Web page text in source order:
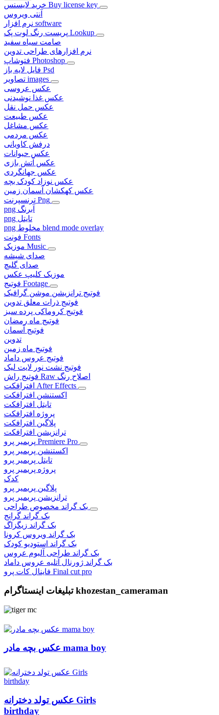
خرید لایسنس Buy license key
آنتی ویروس
نرم افزار software
پریست رنگ لوت پک Lookup
صامت سیاه سفید
نرم افزارهای طراحی تدوین
فتوشاپ Photoshop
فایل لایه باز Psd
تصاویر images
عکس عروسی
عکس غذا نوشیدنی
عکس حمل نقل
عکس طبیعت
عکس مشاغل
عکس مردمی
درفش کاویانی
عکس حیوانات
عکس آتش بازی
عکس جهانگردی
عکس نوزاد کودک بچه
عکس کهکشان آسمان زمین
ترنسپرنت Png
png آبرنگ
png تایتل
png مخلوط blend mode overlay
فونت Fonts
موزیک Music
صدای شیشه
صدای گلیچ
موزیک کلیپ عکس
فوتیج Footage
فوتیج ترانزیشن موشن گرافیک
فوتیج ذرات معلق تدوین
فوتیج کروماکی پرده سبز
فوتیج ماه رمضان
فوتیج آسمان
تدوین
فوتیج ماه زمین
فوتیج عروس داماد
فوتیج نشت نور لایت لیک
فوتیج راش Raw اصلاح رنگ
افترافکت After Effects
اکستنشن افترافکت
تایتل افترافکت
پروژه افترافکت
پلاگین افترافکت
ترانزیشن افترافکت
پریمیر پرو Premiere Pro
اکستنشن پریمیر پرو
تایتل پریمیر پرو
پروژه پریمیر پرو
کدک
پلاگین پریمیر پرو
ترانزیشن پریمیر پرو
بک گراند مخصوص طراحی
بک گراند گرانج
بک گراند زیگزاگ
بک گراند ویروس کرونا
بک گراند استودیو کودک
بک گراند طراحی آلبوم عروس
بک گراند ژورنال آتلیه عروس داماد
فاینال کات پرو Final cut pro
تبلیغات اینستاگرام khozestan_cameraman
عکس بچه مادر mama boy
عکس تولد دخترانه Girls
birthday